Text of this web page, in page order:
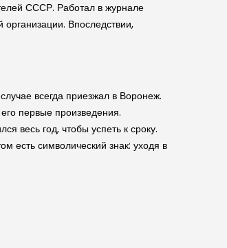
СССР. Работал в журнале
Впоследствии,
всегда приезжал в Воронеж.
первые произведения.
весь год, чтобы успеть к сроку.
есть символический знак: уходя в